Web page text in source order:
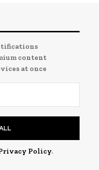
content
at once
Policy.